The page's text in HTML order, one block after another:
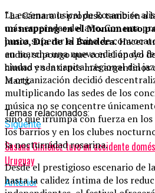
“La Cámara le propuso también a
un mapping en el Monumento
junio, Día de la Bandera.Hacer
audio, supongo que con el apoyo
himno y sentirnos más argentinos
Marti.
Temas relacionados:
Siguente
Susana Giménez tuvo un accidente
Uruguay
Anterior
La escena musical de Rosario se
más esperadas del año. Con una
busca superar el éxito de
en marcha una nueva edición del
ciudad en la capital regional del
la organización decidió
multiplicando las sedes de los
música no se concentre
sino que irrumpa con fuerza en
los barrios y en los clubes
la nocturnidad rosarina.
Desde el prestigioso escenario de la
hasta la calidez íntima de los